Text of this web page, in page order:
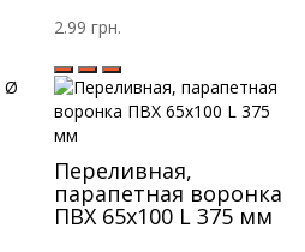
2.99 грн.
Переливная,
парапетная воронка
ПВХ 65х100 L 375 мм